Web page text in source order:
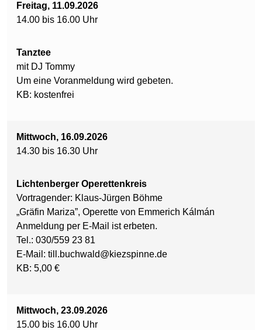
Freitag, 11.09.2026
14.00 bis 16.00 Uhr
Tanztee
mit DJ Tommy
Um eine Voranmeldung wird gebeten.
KB: kostenfrei
Mittwoch, 16.09.2026
14.30 bis 16.30 Uhr
Lichtenberger Operettenkreis
Vortragender: Klaus-Jürgen Böhme
„Gräfin Mariza”, Operette von Emmerich Kálmán
Anmeldung per E-Mail ist erbeten.
Tel.: 030/559 23 81
E-Mail: till.buchwald@kiezspinne.de
KB: 5,00 €
Mittwoch, 23.09.2026
15.00 bis 16.00 Uhr